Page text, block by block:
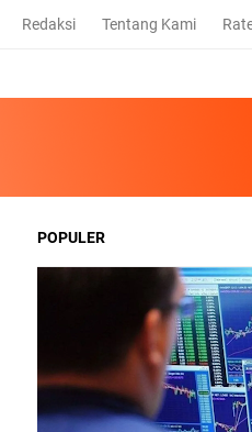
Redaksi Tentang Kami
POPULER